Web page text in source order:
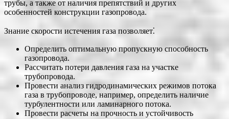
трубы, а также от наличия препятствий и других
особенностей конструкции газопровода.
Знание скорости истечения газа позволяет⁚
Определить оптимальную пропускную способность
газопровода.
Рассчитать потери давления газа на участке
трубопровода.
Провести анализ гидродинамических режимов потока
газа в трубопроводе, например, определить наличие
турбулентности или ламинарного потока.
Провести расчеты на прочность и устойчивость